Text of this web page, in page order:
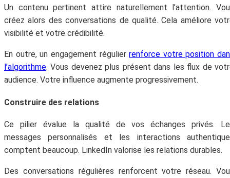
Un contenu pertinent attire naturellement l’attention.
créez alors des conversations de qualité. Cela améliore
visibilité et votre crédibilité.
En outre, un engagement régulierrenforce votre position
l’algorithme. Vous devenez plus présent dans les flux de
audience. Votre influence augmente progressivement.
Construire des relations
Ce pilier évalue la qualité de vos échanges privés.
messages personnalisés et les interactions
comptent beaucoup. LinkedIn valorise les relations durables.
Des conversations régulières renforcent votre réseau.